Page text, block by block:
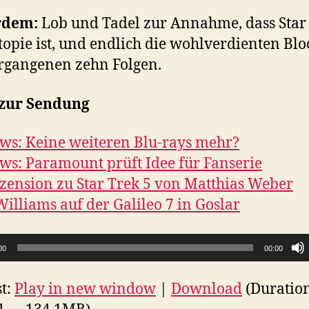
Lob und Tadel zur Annahme, dass
ist, und endlich die wohlverdienten
zehn Folgen.
Sendung
Keine weiteren Blu-rays mehr?
Paramount prüft Idee für Fanserie
zu Star Trek 5 von Matthias Weber
auf der Galileo 7 in Goslar
00:00
Play in new window Download